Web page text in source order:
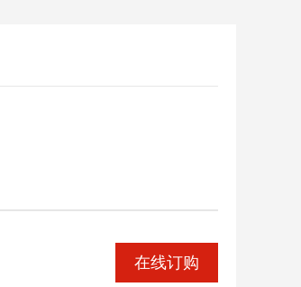
在线订购